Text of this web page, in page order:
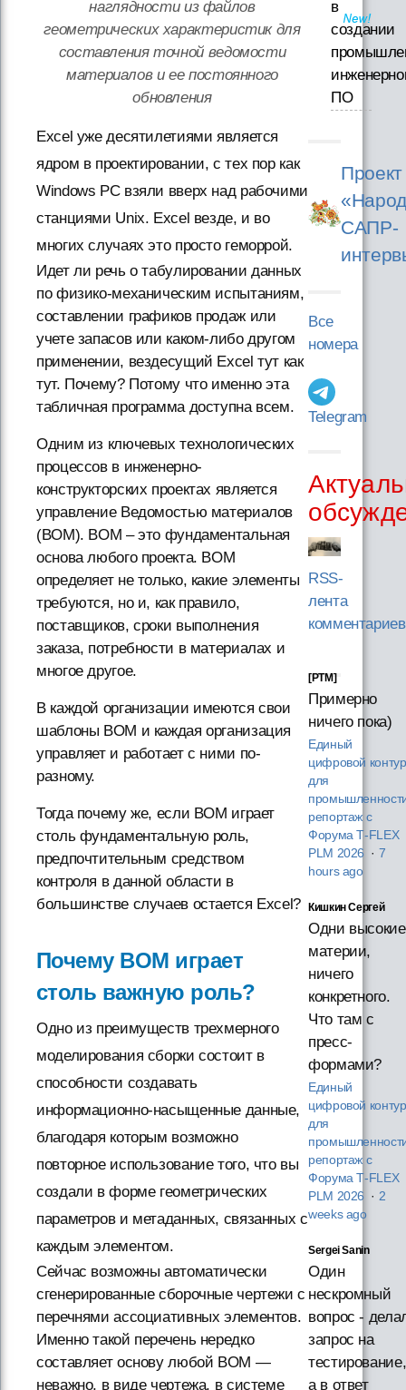
наглядности из файлов
геометрических характеристик для
составления точной ведомости
материалов и ее постоянного
обновления
Excel уже десятилетиями является
ядром в проектировании, с тех пор как
Windows PC взяли вверх над рабочими
станциями Unix. Excel везде, и во
многих случаях это просто геморрой.
Идет ли речь о табулировании данных
по физико-механическим испытаниям,
составлении графиков продаж или
учете запасов или каком-либо другом
применении, вездесущий Excel тут как
тут. Почему? Потому что именно эта
табличная программа доступна всем.
Одним из ключевых технологических
процессов в инженерно-
конструкторских проектах является
управление Ведомостью материалов
(BOM). BOM – это фундаментальная
основа любого проекта. BOM
определяет не только, какие элементы
требуются, но и, как правило,
поставщиков, сроки выполнения
заказа, потребности в материалах и
многое другое.
В каждой организации имеются свои
шаблоны BOM и каждая организация
управляет и работает с ними по-
разному.
Тогда почему же, если BOM играет
столь фундаментальную роль,
предпочтительным средством
контроля в данной области в
большинстве случаев остается Excel?
Почему BOM играет
столь важную роль?
Одно из преимуществ трехмерного
моделирования сборки состоит в
способности создавать
информационно-насыщенные данные,
благодаря которым возможно
повторное использование того, что вы
создали в форме геометрических
параметров и метаданных, связанных с
каждым элементом.
Сейчас возможны автоматически
сгенерированные сборочные чертежи с
перечнями ассоциативных элементов.
Именно такой перечень нередко
составляет основу любой BOM —
неважно, в виде чертежа, в системе
в
создании
ПО
Проект
САПР-
Все
номера
Telegram
RSS-
лента
комментариев
[PTM]
Примерно
ничего пока)
Единый
цифровой контур
для
репортаж с
Форума T‑FLEX
PLM 2026 · 7
hours ago
Кишкин Сергей
Одни высокие
материи,
ничего
конкретного.
Что там с
пресс-
формами?
Единый
цифровой контур
для
репортаж с
Форума T‑FLEX
PLM 2026 · 2
weeks ago
Sergei Sanin
Один
нескромный
вопрос -
запрос на
тестирование,
а в ответ